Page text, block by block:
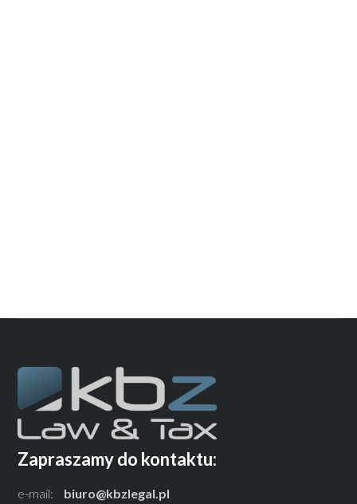
Zapraszamy do kontaktu:
e-mail:
biuro@kbzlegal.pl